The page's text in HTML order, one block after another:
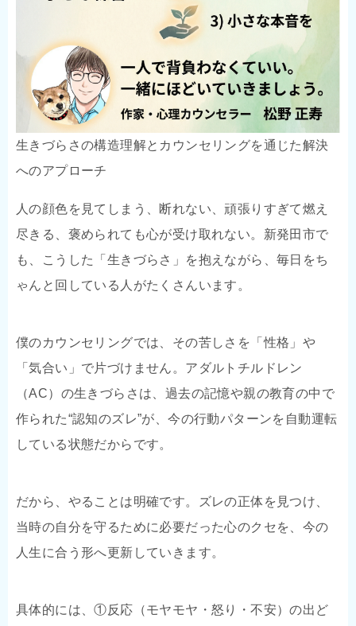
生きづらさの構造理解とカウンセリングを通じた解決
へのアプローチ
人の顔色を見てしまう、断れない、頑張りすぎて燃え
尽きる、褒められても心が受け取れない。新発田市で
も、こうした「生きづらさ」を抱えながら、毎日をち
ゃんと回している人がたくさんいます。
僕のカウンセリングでは、その苦しさを「性格」や
「気合い」で片づけません。アダルトチルドレン
（AC）の生きづらさは、過去の記憶や親の教育の中で
作られた“認知のズレ”が、今の行動パターンを自動運転
している状態だからです。
だから、やることは明確です。ズレの正体を見つけ、
当時の自分を守るために必要だった心のクセを、今の
人生に合う形へ更新していきます。
具体的には、①反応（モヤモヤ・怒り・不安）の出ど